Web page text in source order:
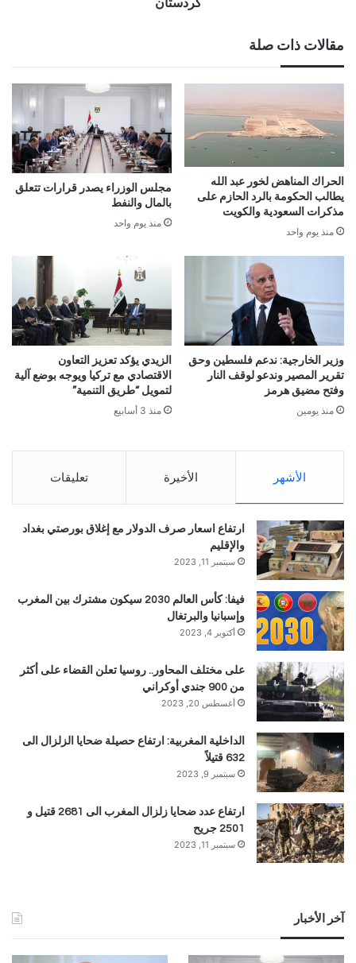
كردستان
مقالات ذات صلة
الحراك المناهض لخور عبد الله
يطالب الحكومة بالرد الحازم على
مذكرات السعودية والكويت
منذ يوم واحد
مجلس الوزراء يصدر قرارات تتعلق
بالمال والنفط
منذ يوم واحد
وزير الخارجية: ندعم فلسطين وحق
تقرير المصير وندعو لوقف النار
وفتح مضيق هرمز
منذ يومين
الزيدي يؤكد تعزيز التعاون
الاقتصادي مع تركيا ويوجه بوضع آلية
لتمويل “طريق التنمية”
منذ 3 أسابيع
الأشهر الأخيرة تعليقات
ارتفاع اسعار صرف الدولار مع إغلاق بورصتي بغداد
والإقليم
سبتمبر 11, 2023
فيفا: كأس العالم 2030 سيكون مشترك بين المغرب
وإسبانيا والبرتغال
أكتوبر 4, 2023
على مختلف المحاور.. روسيا تعلن القضاء على أكثر
من 900 جندي أوكراني
أغسطس 20, 2023
الداخلية المغربية: ارتفاع حصيلة ضحايا الزلزال الى
632 قتيلاً
سبتمبر 9, 2023
ارتفاع عدد ضحايا زلزال المغرب الى 2681 قتيل و
2501 جريح
سبتمبر 11, 2023
آخر الأخبار